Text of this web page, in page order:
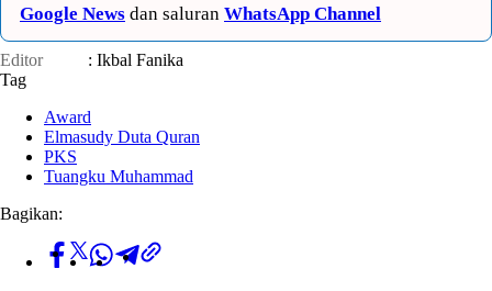
Google News dan saluran WhatsApp Channel
Editor
: Ikbal Fanika
Tag
Award
Elmasudy Duta Quran
PKS
Tuangku Muhammad
Bagikan: